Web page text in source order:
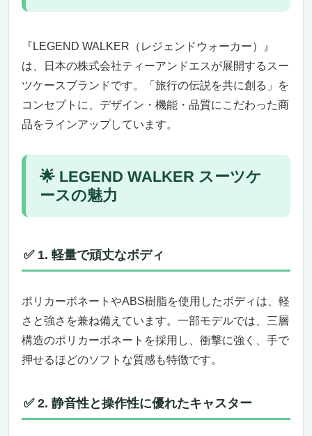
要要素
内部構造で収納効率と旅の快適さが大きく変わ
る
まとめ｜78L～100Lのスーツケースは“自由度
の高い長旅のパートナー”
大型サイズ（78L～100L・6～11泊）スーツケー
洗練と堅牢を兼ね備えたアルミボディ「1512-
69-SL｜88L 5.7kg」
堂々とした存在感と実用性を兼ね備えた、旅
を格上げする一台
リーな移動をサポート
洗練されたユニセックスデザイン。旅を楽し
長期旅行にも、ビジネスにも。頼れる品質を
求める人へ
アスレジャーに映えるハイスペック設計
「CHALLENGER｜91L 5.7kg」
ンと快適性能の融合
スリムなのに頑丈、軽量なのに頼れる安心感
『LEGEND WALKER（レジェンドウォーカー）』
は、日本の株式会社ティーアンドエスが展開するスー
ツケースブランドです。​「旅行の伝説を共に創る」を
コンセプトに、デザイン・機能・品質にこだわった商
品をラインアップしています。​
🌟 LEGEND WALKER スーツケ
ースの魅力
✅ 1. 軽量で頑丈なボディ
ポリカーボネートやABS樹脂を使用したボディは、軽
さと強さを兼ね備えています。​一部モデルでは、三層
構造のポリカーボネートを採用し、衝撃に強く、手で
押せるほどのソフトな質感も特徴です。
✅ 2. 静音性と操作性に優れたキャスター